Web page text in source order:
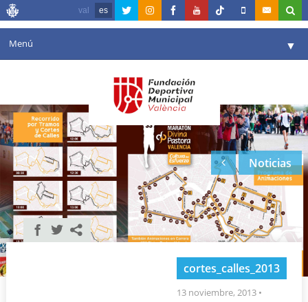
val es
Menú ▼
Agenda
Instalaciones ▼
Comunicación ▼
Valencia en deporte
Portal de Transparencia
Noticias
cortes_calles_2013
13 noviembre, 2013•